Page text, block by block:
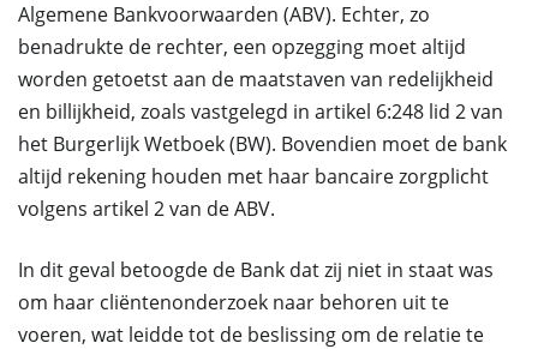
Algemene Bankvoorwaarden (ABV). Echter, zo
benadrukte de rechter, een opzegging moet altijd
worden getoetst aan de maatstaven van redelijkheid
en billijkheid, zoals vastgelegd in artikel 6:248 lid 2 van
het Burgerlijk Wetboek (BW). Bovendien moet de bank
altijd rekening houden met haar bancaire zorgplicht
volgens artikel 2 van de ABV.
In dit geval betoogde de Bank dat zij niet in staat was
om haar cliëntenonderzoek naar behoren uit te
voeren, wat leidde tot de beslissing om de relatie te